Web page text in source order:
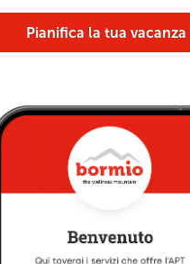
Pianifica la tua vacanza